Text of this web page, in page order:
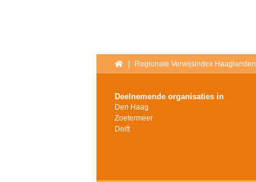
HomeRegionale Verwijsindex Haaglanden
Deelnemende organisaties in
Den Haag
Zoetermeer
Delft